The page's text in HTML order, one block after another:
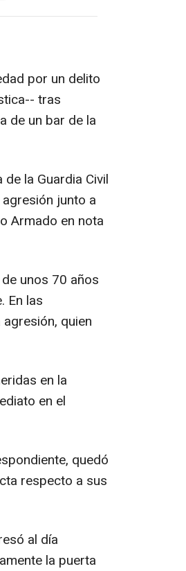
por un delito
tras
de un bar de la
la Guardia Civil
junto a
Armado en nota
unos 70 años
En las
quien
en la
en el
quedó
respecto a sus
al día
la puerta